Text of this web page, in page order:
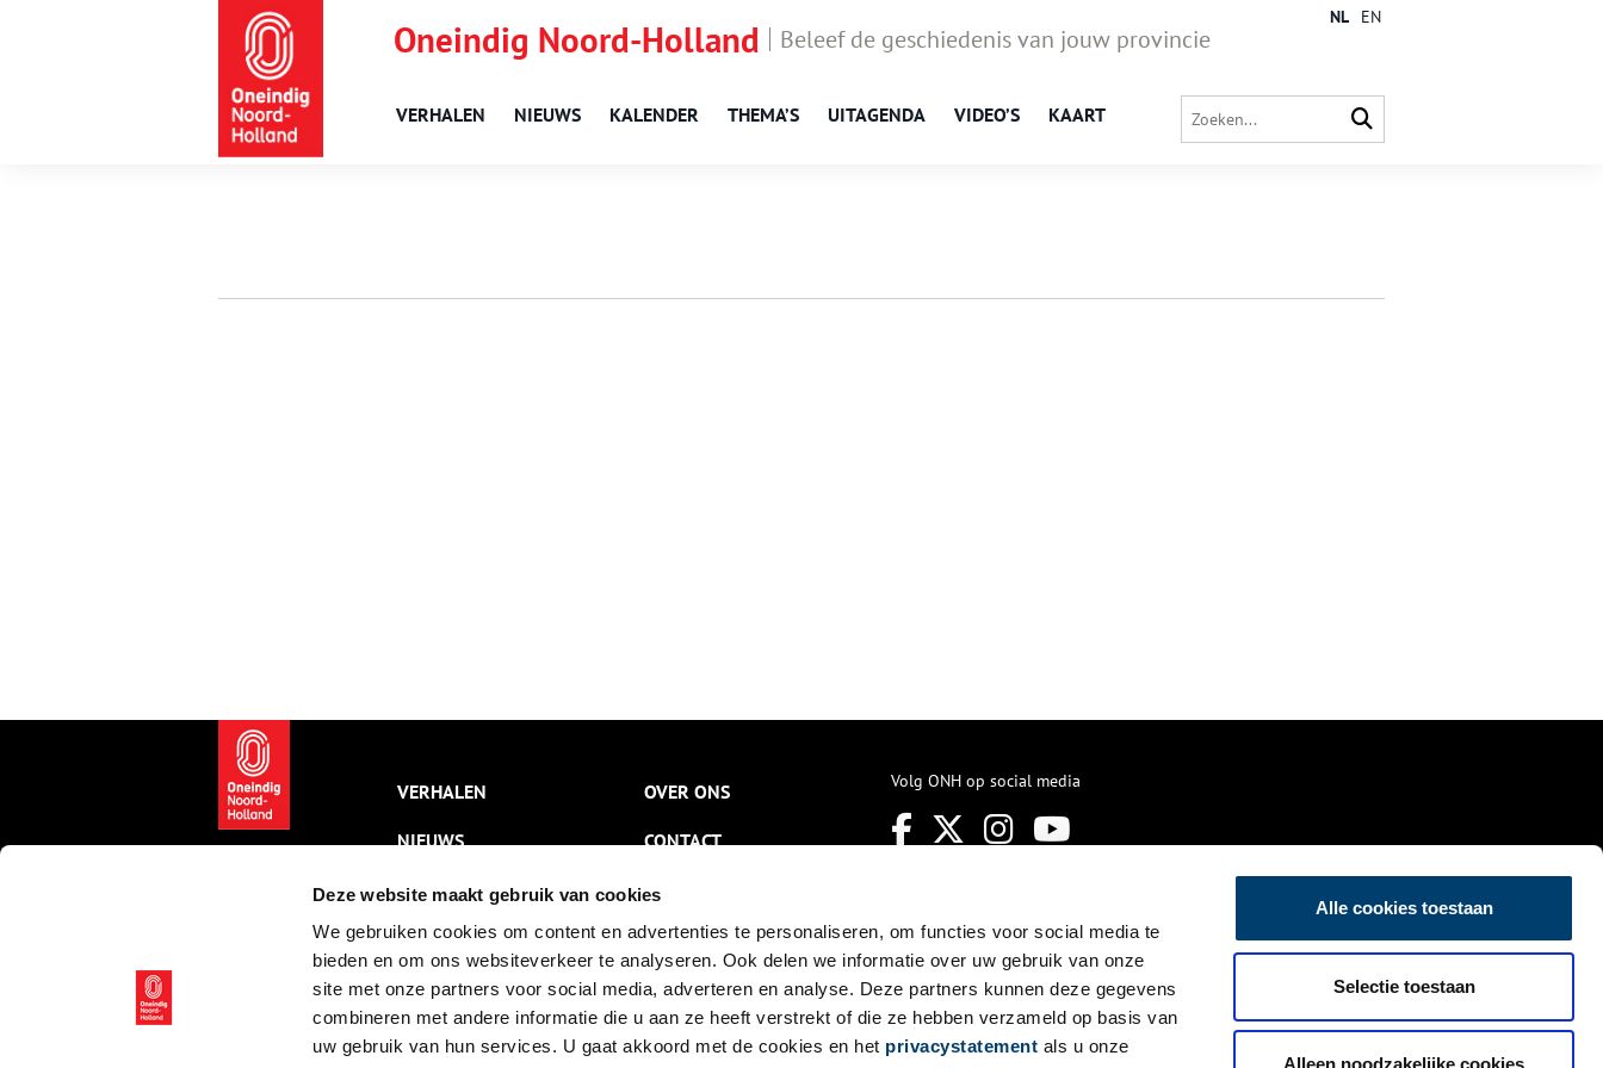
Deze website maakt gebruik van cookies
We gebruiken cookies om content en advertenties te personaliseren, om functies voor social media te
bieden en om ons websiteverkeer te analyseren. Ook delen we informatie over uw gebruik van onze
site met onze partners voor social media, adverteren en analyse. Deze partners kunnen deze gegevens
combineren met andere informatie die u aan ze heeft verstrekt of die ze hebben verzameld op basis van
uw gebruik van hun services. U gaat akkoord met de cookies en het privacystatement als u onze
Alle cookies toestaan
Selectie toestaan
Alleen noodzakelijke cookies
Oneindig Noord-Holland Beleef de geschiedenis van jouw provincie
VERHALEN NIEUWS KALENDER THEMA’S UITAGENDA VIDEO’S KAART
NL EN
VERHALEN
NIEUWS
KALENDER
THEMA’S
ACTIVITEITEN
VIDEO’S
OVER ONS
CONTACT
NIEUWSBRIEF
DISCLAIMER
PRIVACY
TOEGANKELIJKHEID
Volg ONH op social media